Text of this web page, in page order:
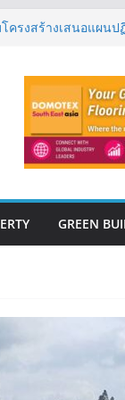
ตัว ฮอลิเดย์ อินน์ เอ็ก
รวจสอบอาคารไทย
ก’69 มากกว่า 2,000
ง
“Empowering Net
ขับเคลื่อนอุตสาหกรร
ำอย่างยั่งยืน
GREEN